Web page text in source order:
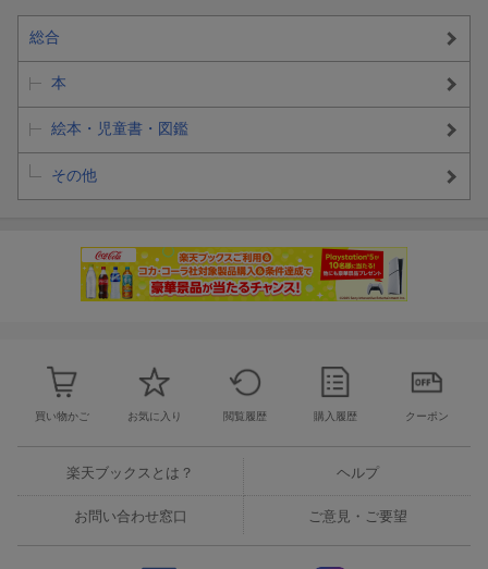
総合
本
絵本・児童書・図鑑
その他
買い物かご お気に入り 閲覧履歴 購入履歴 クーポン
楽天ブックスとは？ ヘルプ
お問い合わせ窓口 ご意見・ご要望